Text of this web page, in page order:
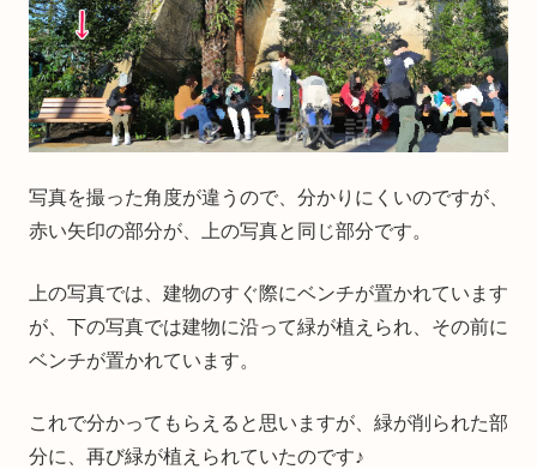
写真を撮った角度が違うので、分かりにくいのですが、
赤い矢印の部分が、上の写真と同じ部分です。
上の写真では、建物のすぐ際にベンチが置かれています
が、下の写真では建物に沿って緑が植えられ、その前に
ベンチが置かれています。
これで分かってもらえると思いますが、緑が削られた部
分に、再び緑が植えられていたのです♪